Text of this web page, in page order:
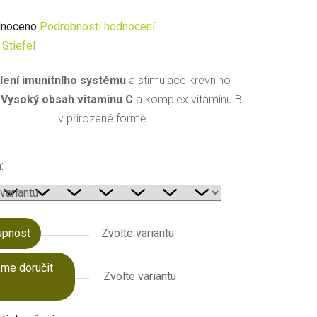
Podrobnosti hodnocení
Stiefel
imunitního systémua stimulace krevního
Vysoký obsah vitaminu Ca komplex vitaminu B
v přirozené formě.
Zvolte variantu
doručit
Zvolte variantu